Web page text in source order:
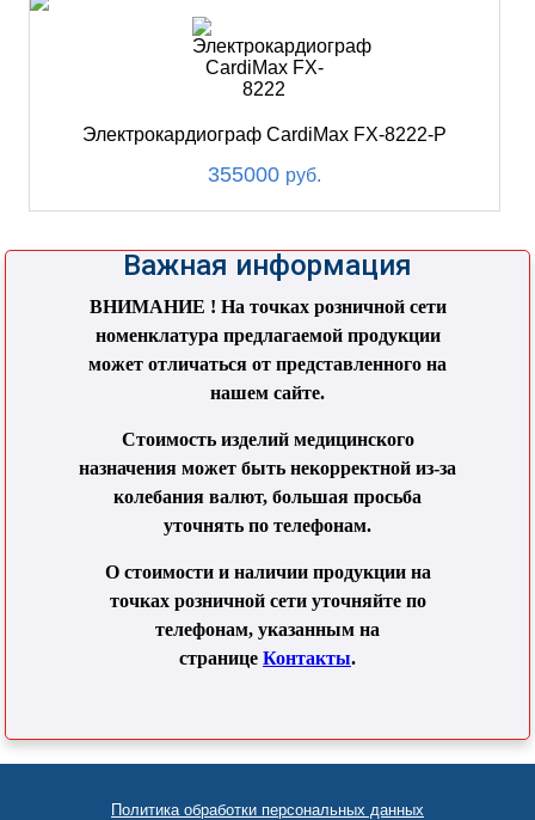
Электрокардиограф CardiMax FX-8222-P
355000 руб.
Важная информация
ВНИМАНИЕ ! На точках розничной сети
номенклатура предлагаемой продукции
может отличаться от представленного на
нашем сайте.
Стоимость изделий медицинского
назначения может быть некорректной из-за
колебания валют, большая просьба
уточнять по телефонам.
О стоимости и наличии продукции на
точках розничной сети уточняйте по
телефонам, указанным на
странице Контакты.
Политика обработки персональных данных